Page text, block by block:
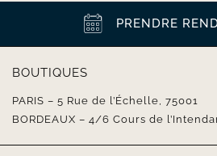
PRENDRE
BOUTIQUES
PARIS – 5 Rue de l’Échelle, 75001
BORDEAUX – 4/6 Cours de